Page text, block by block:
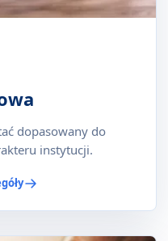
dopasowany do
instytucji.